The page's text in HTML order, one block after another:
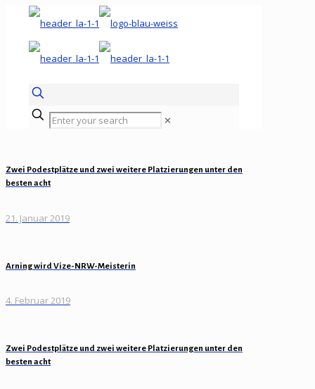
✕
Zwei Podestplätze und zwei weitere Platzierungen unter den
besten acht
21. Januar 2019
Arning wird Vize-NRW-Meisterin
4. Februar 2019
Zwei Podestplätze und zwei weitere Platzierungen unter den
besten acht